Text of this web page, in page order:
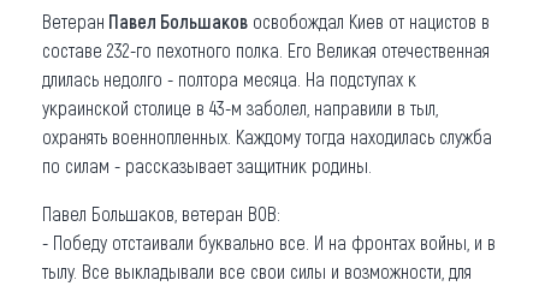
Ветеран Павел Большаков освобождал Киев от нацистов в
составе 232-го пехотного полка. Его Великая отечественная
длилась недолго - полтора месяца. На подступах к
украинской столице в 43-м заболел, направили в тыл,
охранять военнопленных. Каждому тогда находилась служба
по силам - рассказывает защитник родины.
Павел Большаков, ветеран ВОВ:
- Победу отстаивали буквально все. И на фронтах войны, и в
тылу. Все выкладывали все свои силы и возможности, для